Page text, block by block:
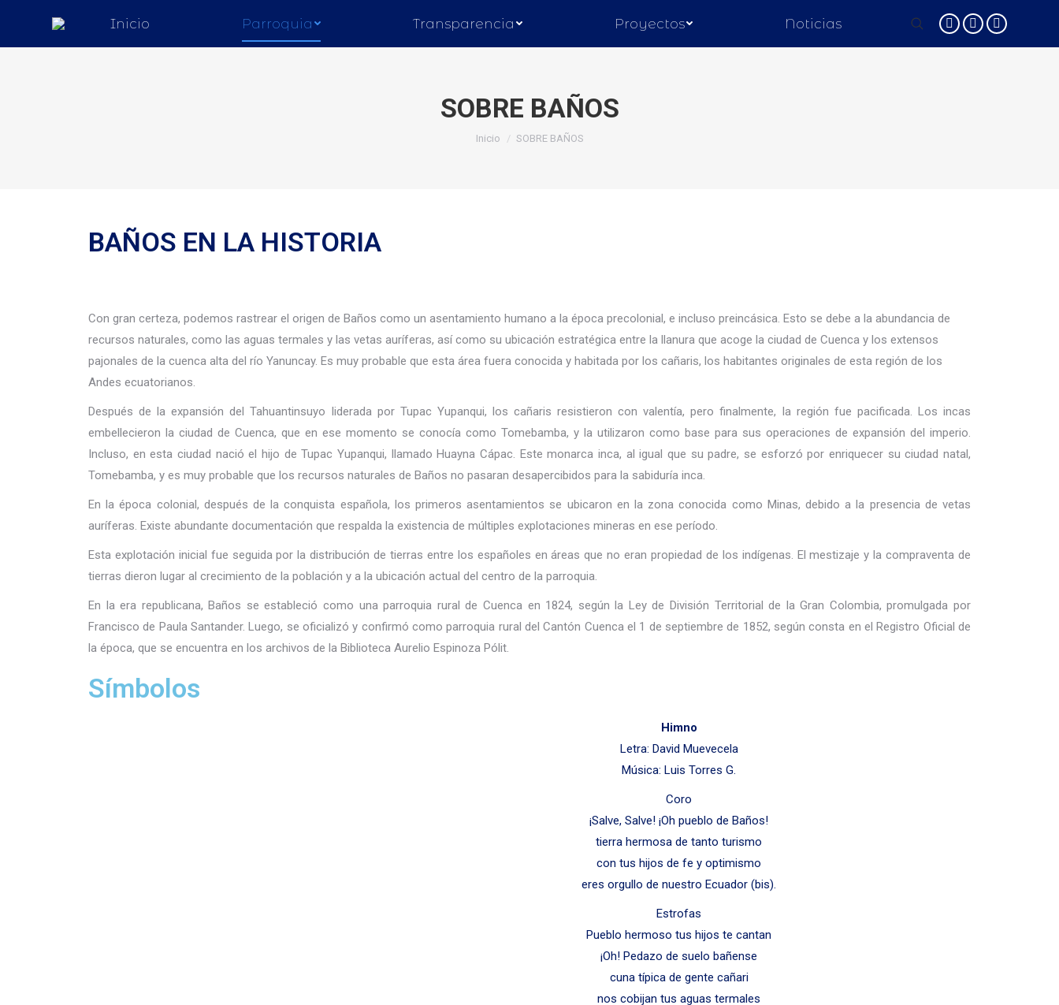
Inicio Parroquia Transparencia Proyectos Noticias
SOBRE BAÑOS
Inicio SOBRE BAÑOS
BAÑOS EN LA HISTORIA
Con gran certeza, podemos rastrear el origen de Baños como un asentamiento humano a la época precolonial, e incluso preincásica. Esto se debe a la abundancia de
recursos naturales, como las aguas termales y las vetas auríferas, así como su ubicación estratégica entre la llanura que acoge la ciudad de Cuenca y los extensos
pajonales de la cuenca alta del río Yanuncay. Es muy probable que esta área fuera conocida y habitada por los cañaris, los habitantes originales de esta región de los
Andes ecuatorianos.
Después de la expansión del Tahuantinsuyo liderada por Tupac Yupanqui, los cañaris resistieron con valentía, pero finalmente, la región fue pacificada. Los incas
embellecieron la ciudad de Cuenca, que en ese momento se conocía como Tomebamba, y la utilizaron como base para sus operaciones de expansión del imperio.
Incluso, en esta ciudad nació el hijo de Tupac Yupanqui, llamado Huayna Cápac. Este monarca inca, al igual que su padre, se esforzó por enriquecer su ciudad natal,
Tomebamba, y es muy probable que los recursos naturales de Baños no pasaran desapercibidos para la sabiduría inca.
En la época colonial, después de la conquista española, los primeros asentamientos se ubicaron en la zona conocida como Minas, debido a la presencia de vetas
auríferas. Existe abundante documentación que respalda la existencia de múltiples explotaciones mineras en ese período.
Esta explotación inicial fue seguida por la distribución de tierras entre los españoles en áreas que no eran propiedad de los indígenas. El mestizaje y la compraventa de
tierras dieron lugar al crecimiento de la población y a la ubicación actual del centro de la parroquia.
En la era republicana, Baños se estableció como una parroquia rural de Cuenca en 1824, según la Ley de División Territorial de la Gran Colombia, promulgada por
Francisco de Paula Santander. Luego, se oficializó y confirmó como parroquia rural del Cantón Cuenca el 1 de septiembre de 1852, según consta en el Registro Oficial de
la época, que se encuentra en los archivos de la Biblioteca Aurelio Espinoza Pólit.
Símbolos
Himno
Letra: David Muevecela
Música: Luis Torres G.
Coro
¡Salve, Salve! ¡Oh pueblo de Baños!
tierra hermosa de tanto turismo
con tus hijos de fe y optimismo
eres orgullo de nuestro Ecuador (bis).
Estrofas
Pueblo hermoso tus hijos te cantan
¡Oh! Pedazo de suelo bañense
cuna típica de gente cañari
nos cobijan tus aguas termales